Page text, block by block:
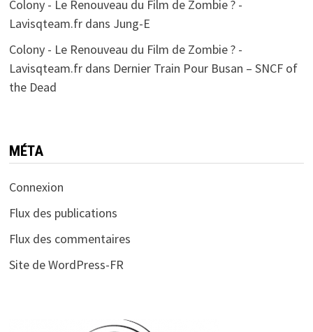
Colony - Le Renouveau du Film de Zombie ? -
Lavisqteam.frdans Jung-E
Colony - Le Renouveau du Film de Zombie ? -
Lavisqteam.frdans Dernier Train Pour Busan – SNCF of
the Dead
MÉTA
Connexion
Flux des publications
Flux des commentaires
Site de WordPress-FR